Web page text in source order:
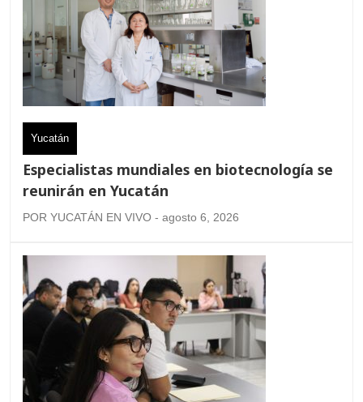
Yucatán
Especialistas mundiales en biotecnología se
reunirán en Yucatán
POR YUCATÁN EN VIVO - agosto 6, 2026